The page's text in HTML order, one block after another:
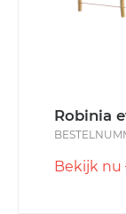
Robinia
Bekijk nu